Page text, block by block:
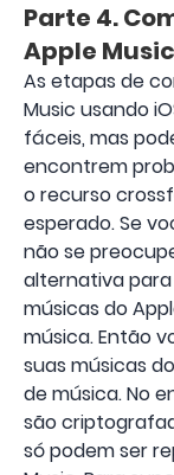
Parte 4.
Apple
As etapas de
Music usando
fáceis, mas
encontrem
o recurso
esperado. Se
não se
alternativa para
músicas do
música. Então
suas músicas
de música. No
são
só podem ser